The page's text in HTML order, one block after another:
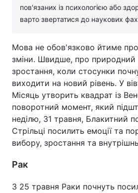
пов'язаних із психологією або
варто звертатися до наукових
Мова не обов'язково йтиме про
зміни. Швидше, про природний
зростання, коли стосунки
виходити на новий рівень. У
Місяць утворить квадрат із
поворотний момент, який
неділю, 31 травня, Блакитний
Стрільці посилить емоції та
вибору, зростання та
Рак
З 25 травня Раки почнуть